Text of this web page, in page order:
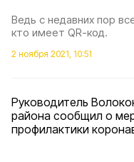
Ведь с недавних пор
кто имеет QR-код.
2 ноября 2021, 10:51
Руководитель
района сообщил о
профилактики